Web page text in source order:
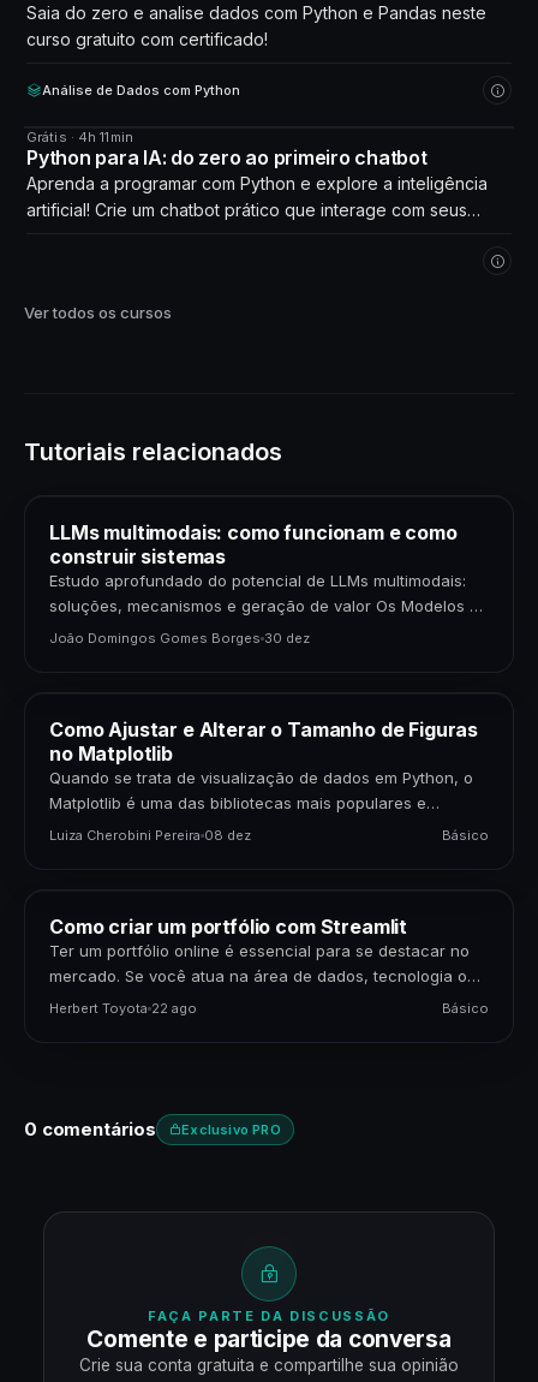
Saia do zero e analise dados com Python e Pandas neste
curso gratuito com certificado!
Análise de Dados com Python
CURSO
Grátis · 4h 11min
Python para IA: do zero ao primeiro chatbot
Aprenda a programar com Python e explore a inteligência
artificial! Crie um chatbot prático que interage com seus
Ver todos os cursos
Tutoriais relacionados
LLMs multimodais: como funcionam e como
construir sistemas
Estudo aprofundado do potencial de LLMs multimodais:
soluções, mecanismos e geração de valor Os Modelos de
Linguagem de Grande Porte (LLMs) multimodais
João Domingos Gomes Borges 30 dez
Como Ajustar e Alterar o Tamanho de Figuras
no Matplotlib
Quando se trata de visualização de dados em Python, o
Matplotlib é uma das bibliotecas mais populares e
poderosas disponíveis. Para cientistas de dados,…
Luiza Cherobini Pereira 08 dez Básico
Como criar um portfólio com Streamlit
Ter um portfólio online é essencial para se destacar no
mercado. Se você atua na área de dados, tecnologia ou
negócios, apresentar seus projetos…
Herbert Toyota 22 ago Básico
0 comentários Exclusivo PRO
FAÇA PARTE DA DISCUSSÃO
Comente e participe da conversa
Crie sua conta gratuita e compartilhe sua opinião